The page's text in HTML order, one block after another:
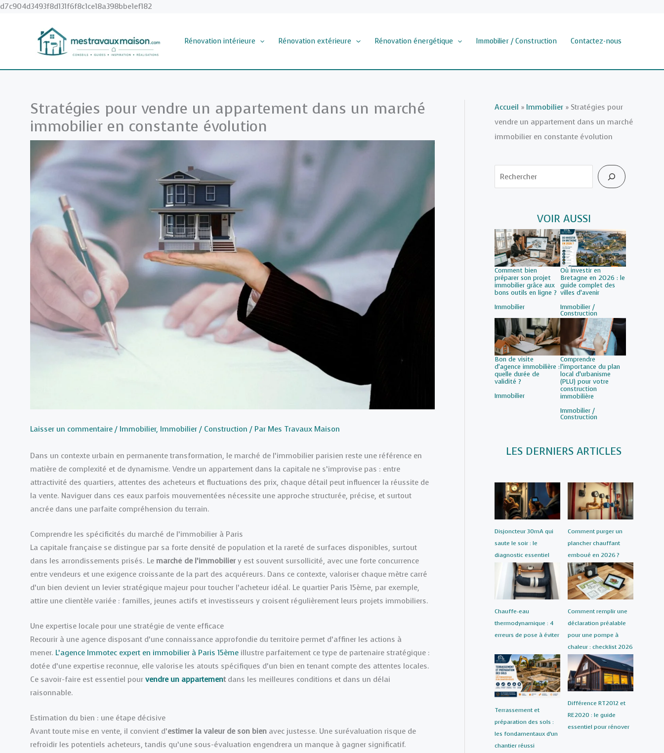
d7c904d3493f8d131f6f8c1ce18a398bbe1ef182
Rénovation intérieure Rénovation extérieure Rénovation énergétique Immobilier / Construction Contactez-nous
Stratégies pour vendre un appartement dans un marché
immobilier en constante évolution
Laisser un commentaire / Immobilier, Immobilier / Construction / Par Mes Travaux Maison
Dans un contexte urbain en permanente transformation, le marché de l’immobilier parisien reste une référence en
matière de complexité et de dynamisme. Vendre un appartement dans la capitale ne s’improvise pas : entre
attractivité des quartiers, attentes des acheteurs et fluctuations des prix, chaque détail peut influencer la réussite de
la vente. Naviguer dans ces eaux parfois mouvementées nécessite une approche structurée, précise, et surtout
ancrée dans une parfaite compréhension du terrain.
Comprendre les spécificités du marché de l’immobilier à Paris
La capitale française se distingue par sa forte densité de population et la rareté de surfaces disponibles, surtout
dans les arrondissements prisés. Le marché de l’immobilier y est souvent sursollicité, avec une forte concurrence
entre vendeurs et une exigence croissante de la part des acquéreurs. Dans ce contexte, valoriser chaque mètre carré
d’un bien devient un levier stratégique majeur pour toucher l’acheteur idéal. Le quartier Paris 15ème, par exemple,
attire une clientèle variée : familles, jeunes actifs et investisseurs y croisent régulièrement leurs projets immobiliers.
Une expertise locale pour une stratégie de vente efficace
Recourir à une agence disposant d’une connaissance approfondie du territoire permet d’affiner les actions à
mener. L’agence Immotec expert en immobilier à Paris 15ème illustre parfaitement ce type de partenaire stratégique :
dotée d’une expertise reconnue, elle valorise les atouts spécifiques d’un bien en tenant compte des attentes locales.
Ce savoir-faire est essentiel pour vendre un appartementdans les meilleures conditions et dans un délai
raisonnable.
Estimation du bien : une étape décisive
Avant toute mise en vente, il convient d’estimer la valeur de son bien avec justesse. Une surévaluation risque de
refroidir les potentiels acheteurs, tandis qu’une sous-évaluation engendrera un manque à gagner significatif.
Accueil » Immobilier »Stratégies pour
vendre un appartement dans un marché
immobilier en constante évolution
Rechercher
VOIR AUSSI
Comment bien
préparer son projet
immobilier grâce aux
bons outils en ligne ?
Par rapport à
Immobilier
Où investir en
Bretagne en 2026 : le
guide complet des
villes d’avenir
Par rapport à
Immobilier /
Construction
Bon de visite
d’agence immobilière :
quelle durée de
validité ?
Par rapport à
Immobilier
Comprendre
l’importance du plan
local d’urbanisme
(PLU) pour votre
construction
immobilière
Par rapport à
Immobilier /
Construction
LES DERNIERS ARTICLES
Disjoncteur 30mA qui
saute le soir : le
diagnostic essentiel
Comment purger un
plancher chauffant
emboué en 2026 ?
Chauffe-eau
thermodynamique : 4
erreurs de pose à éviter
Comment remplir une
déclaration préalable
pour une pompe à
chaleur : checklist 2026
Terrassement et
préparation des sols :
les fondamentaux d’un
chantier réussi
Différence RT2012 et
RE2020 : le guide
essentiel pour rénover